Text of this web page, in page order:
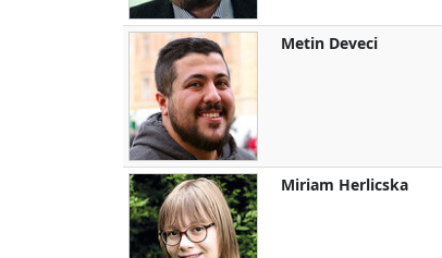
Metin Deveci
Miriam Herlicska